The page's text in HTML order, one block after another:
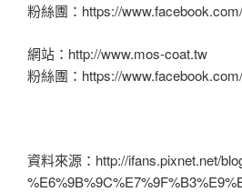
粉絲團：https://
網站：http://www.mos-coat.tw
粉絲團：https://
資料來源：http://ifans.pixnet.net/